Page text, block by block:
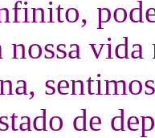
vida
de